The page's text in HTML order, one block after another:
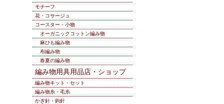
モチーフ
花・コサージュ
コースター・小物
オーガニックコットン編み物
麻ひも編み物
布編み物
春夏の編み物
編み物用具用品店・ショップ
編み物キット・セット
編み物糸・毛糸
かぎ針・鉤針